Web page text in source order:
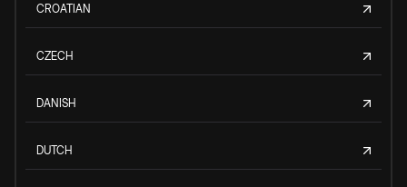
CROATIAN
CZECH
DANISH
DUTCH